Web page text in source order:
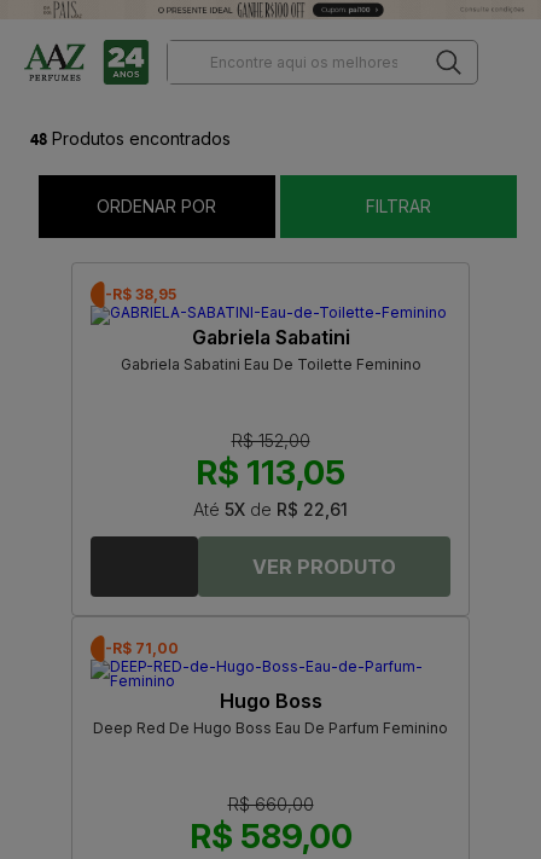
48 Produtos encontrados
ORDENAR POR FILTRAR
-R$ 38,95
Gabriela Sabatini
Gabriela Sabatini Eau De Toilette Feminino
R$ 152,00
R$ 113,05
Até 5X de R$ 22,61
-R$ 71,00
Hugo Boss
Deep Red De Hugo Boss Eau De Parfum Feminino
R$ 660,00
R$ 589,00